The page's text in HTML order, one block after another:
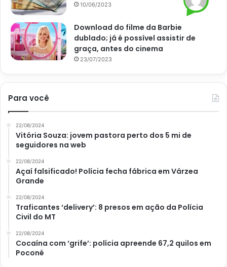
O que colocar em uma área gourmet? Dicas para decorar em
Ufa! Chegamos ao fim das principais dicas sobre como
montar a sua
importantes e te guiarão, sem sobra de dúvidas. Na
dúvida, sempre recorra a um profissional e tenha um boa
rede de apoio nessas horas. Obrigada pela leitura e não
10/06/2023
Download do filme da Barbie
dublado; já é possível assistir de
graça, antes do cinema
23/07/2023
Para você
22/08/2024
Vitória Souza: jovem pastora perto dos 5 mi de
seguidores na web
22/08/2024
Açaí falsificado! Polícia fecha fábrica em Várzea
Grande
22/08/2024
Traficantes ‘delivery’: 8 presos em ação da Polícia
Civil do MT
22/08/2024
Cocaína com ‘grife’: polícia apreende 67,2 quilos em
Poconé